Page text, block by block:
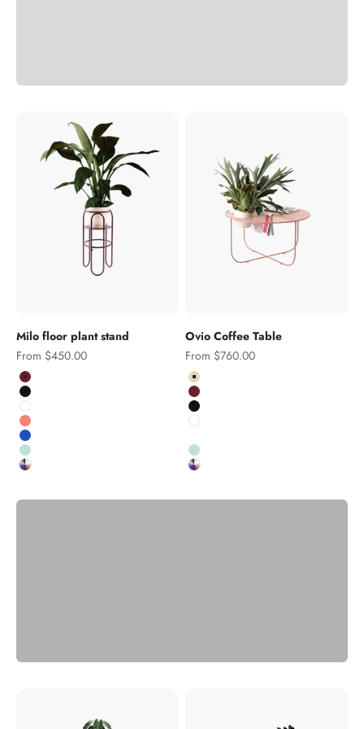
Milo floor plant stand
Sale price
From $450.00
Colour
Burgundy
Black
White
Salmon
Cobalt
Pistachio
Custom RAL colour
Ovio Coffee Table
Sale price
From $760.00
Colour
Salmon pink
Burgundy
Black
White
Kobalt
Pistachio
Custom RAL colour